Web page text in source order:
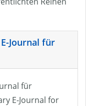
Journal für
für
E-Journal for